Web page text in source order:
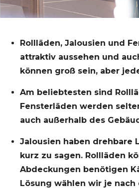
Rollläden, Jalousien und
attraktiv aussehen und
können groß sein, aber
Am beliebtesten sind
Fensterläden werden
auch außerhalb des
Jalousien haben drehbare
kurz zu sagen. Rollläden
Abdeckungen benötigen
Lösung wählen wir je